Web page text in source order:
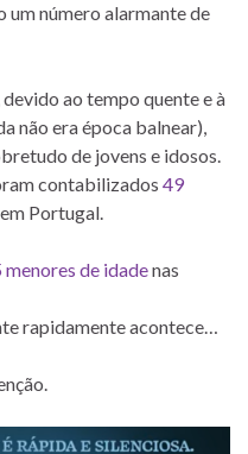
um número alarmante de
ao tempo quente e à
não era época balnear),
de jovens e idosos.
contabilizados 49
Portugal.
de idadenas
rapidamente acontece…